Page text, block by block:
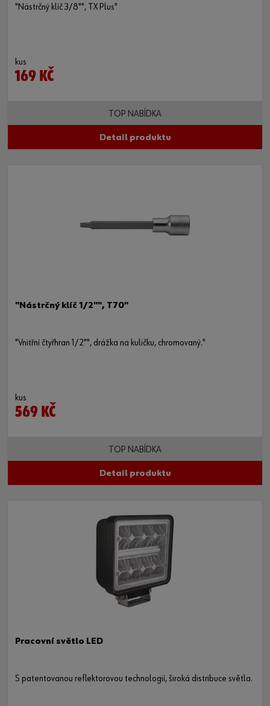
"Nástrčný klíč 3/8"", TX Plus"
kus
169 KČ
TOP NABÍDKA
Detail produktu
"Nástrčný klíč 1/2"", T70"
"Vnitřní čtyřhran 1/2"", drážka na kuličku, chromovaný."
kus
569 KČ
TOP NABÍDKA
Detail produktu
Pracovní světlo LED
S patentovanou reflektorovou technologií, široká distribuce světla.